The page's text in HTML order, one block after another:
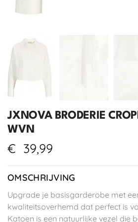
JXNOVA BRODERIE
WVN
€ 39,99
OMSCHRIJVING
Upgrade je basisgarderobe met
kwaliteitsoverhemd dat perfect is
Katoen is een natuurlijke vezel die